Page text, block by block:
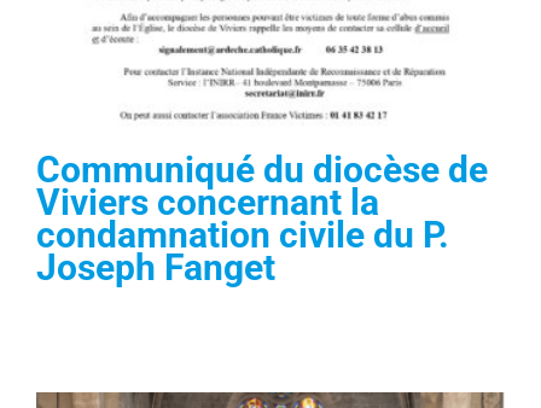
Communiqué du diocèse de
Viviers concernant la
condamnation civile du P.
Joseph Fanget